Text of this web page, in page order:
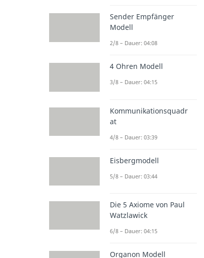
Sender Empfänger
Modell
2/8 – Dauer: 04:08
4 Ohren Modell
3/8 – Dauer: 04:15
Kommunikationsquadr
at
4/8 – Dauer: 03:39
Eisbergmodell
5/8 – Dauer: 03:44
Die 5 Axiome von Paul
Watzlawick
6/8 – Dauer: 04:15
Organon Modell